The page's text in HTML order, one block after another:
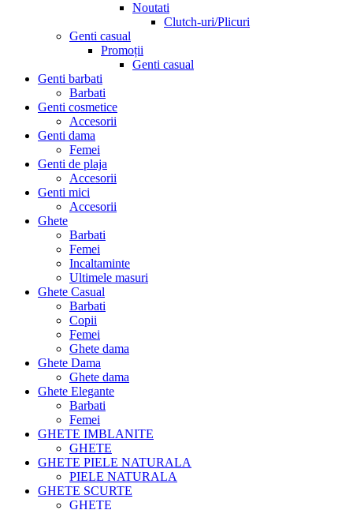
Noutati
Clutch-uri/Plicuri
Genti casual
Promoții
Genti casual
Genti barbati
Barbati
Genti cosmetice
Accesorii
Genti dama
Femei
Genti de plaja
Accesorii
Genti mici
Accesorii
Ghete
Barbati
Femei
Incaltaminte
Ultimele masuri
Ghete Casual
Barbati
Copii
Femei
Ghete dama
Ghete Dama
Ghete dama
Ghete Elegante
Barbati
Femei
GHETE IMBLANITE
GHETE
GHETE PIELE NATURALA
PIELE NATURALA
GHETE SCURTE
GHETE